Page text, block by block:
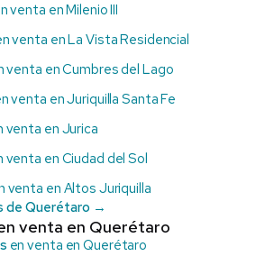
venta en Milenio III
venta en La Vista Residencial
venta en Cumbres del Lago
venta en Juriquilla Santa Fe
venta en Jurica
venta en Ciudad del Sol
venta en Altos Juriquilla
de Querétaro →
venta en Querétaro
en venta en Querétaro